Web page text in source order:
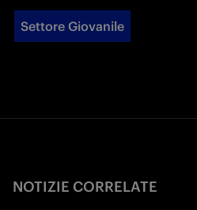
Settore Giovanile
NOTIZIE CORRELATE